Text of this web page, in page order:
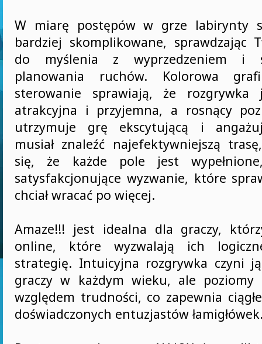
W miarę postępów w grze labirynty
bardziej skomplikowane, sprawdzając
do myślenia z wyprzedzeniem i
planowania ruchów. Kolorowa
sterowanie sprawiają, że rozgrywka
atrakcyjna i przyjemna, a rosnący
utrzymuje grę ekscytującą i
musiał znaleźć najefektywniejszą
się, że każde pole jest
satysfakcjonujące wyzwanie, które
chciał wracać po więcej.
Amaze!!! jest idealna dla graczy,
online, które wyzwalają ich
strategię. Intuicyjna rozgrywka czyni
graczy w każdym wieku, ale poziomy
względem trudności, co zapewnia
doświadczonych entuzjastów